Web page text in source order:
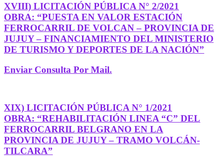
XVIII) LICITACIÓN PÚBLICA N° 2/2021
OBRA: “PUESTA EN VALOR ESTACIÓN
FERROCARRIL DE VOLCAN – PROVINCIA DE
JUJUY – FINANCIAMIENTO DEL MINISTERIO
DE TURISMO Y DEPORTES DE LA NACIÓN”
Enviar Consulta Por Mail.
XIX) LICITACIÓN PÚBLICA N° 1/2021
OBRA: “REHABILITACIÓN LINEA “C” DEL
FERROCARRIL BELGRANO EN LA
PROVINCIA DE JUJUY – TRAMO VOLCÁN-
TILCARA”